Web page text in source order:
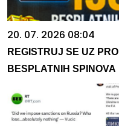
20. 07. 2026 08:04
REGISTRUJ SE UZ
BESPLATNIH SPINOVA